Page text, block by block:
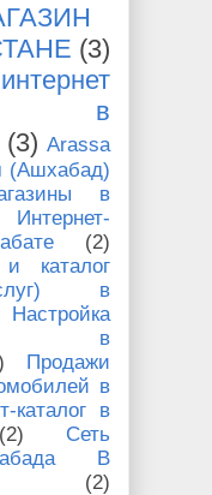
(3)
в
(3) Arassa
(Ашхабад)
в
Интернет-
(2)
каталог
в
Настройка
в
Продажи
в
каталог в
(2)
Сеть
В
(2)